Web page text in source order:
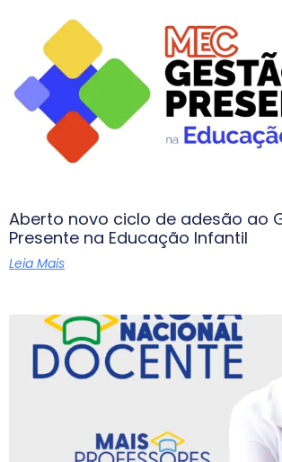
Aberto novo ciclo de adesão ao
Presente na Educação Infantil
Leia Mais